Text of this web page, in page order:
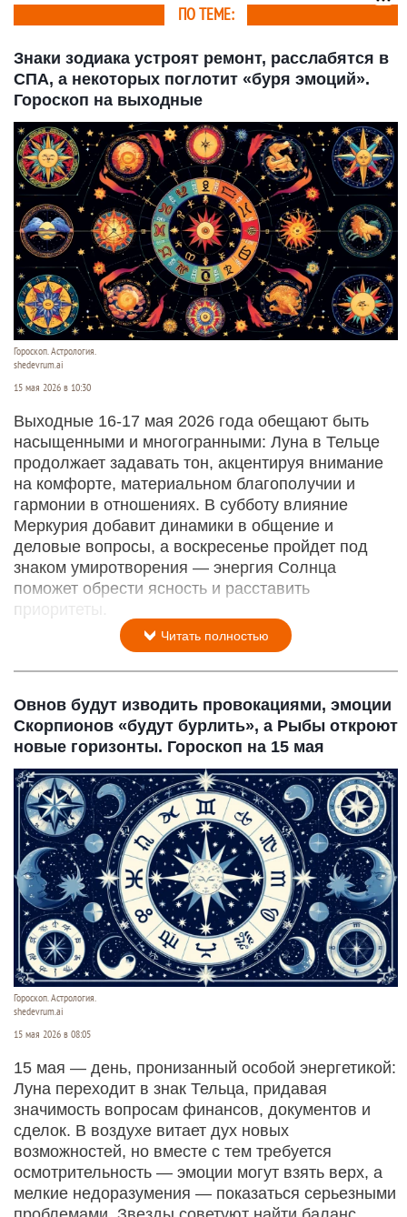
ПО ТЕМЕ:
Знаки зодиака устроят ремонт, расслабятся в
СПА, а некоторых поглотит «буря эмоций».
Гороскоп на выходные
Гороскоп. Астрология.
shedevrum.ai
15 мая 2026 в 10:30
Выходные 16-17 мая 2026 года обещают быть
насыщенными и многогранными: Луна в Тельце
продолжает задавать тон, акцентируя внимание
на комфорте, материальном благополучии и
гармонии в отношениях. В субботу влияние
Меркурия добавит динамики в общение и
деловые вопросы, а воскресенье пройдет под
знаком умиротворения — энергия Солнца
поможет обрести ясность и расставить
приоритеты.
Читать полностью
Овнов будут изводить провокациями, эмоции
Скорпионов «будут бурлить», а Рыбы откроют
новые горизонты. Гороскоп на 15 мая
Гороскоп. Астрология.
shedevrum.ai
15 мая 2026 в 08:05
15 мая — день, пронизанный особой энергетикой:
Луна переходит в знак Тельца, придавая
значимость вопросам финансов, документов и
сделок. В воздухе витает дух новых
возможностей, но вместе с тем требуется
осмотрительность — эмоции могут взять верх, а
мелкие недоразумения — показаться серьезными